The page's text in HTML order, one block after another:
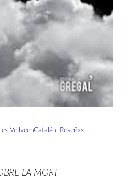
VellvéenCatalán, Reseñas
LA MORT